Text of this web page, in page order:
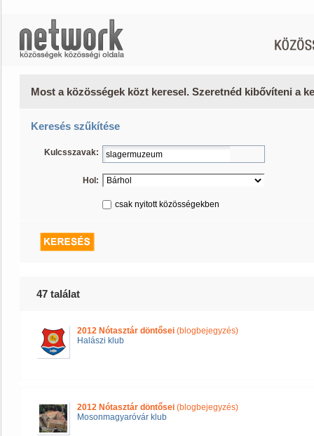
Most a közösségek közt keresel. Szeretnéd kibővíteni a
Keresés szűkítése
Kulcsszavak:
Hol:
csak nyitott közösségekben
47 találat
2012 Nótasztár döntősei (blogbejegyzés)
Halászi klub
2012 Nótasztár döntősei (blogbejegyzés)
Mosonmagyaróvár klub